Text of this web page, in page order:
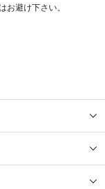
避け下さい。